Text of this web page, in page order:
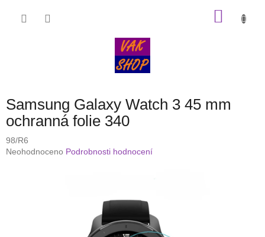
Samsung Galaxy Watch 3 45 mm
ochranná folie 340
98/R6
Průměrné
Neohodnoceno Podrobnosti hodnocení